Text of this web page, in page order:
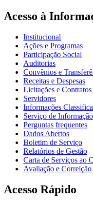
Acesso à
Institucional
Ações e Programas
Participação Social
Auditorias
Convênios e
Receitas e Despesas
Licitações e Contratos
Servidores
Informações
Serviço de
Perguntas frequentes
Dados Abertos
Boletim de Serviço
Relatórios de Gestão
Carta de Serviços ao
Avaliação e Correição
Acesso Rápido